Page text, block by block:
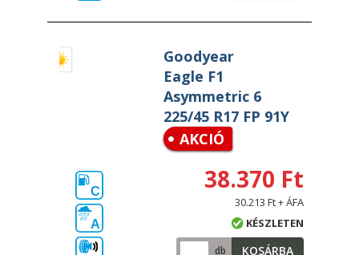
Goodyear
Eagle F1
Asymmetric 6
225/45 R17 FP 91Y
AKCIÓ
C
A
38.370 Ft
30.213 Ft + ÁFA
KÉSZLETEN
db KOSÁRBA